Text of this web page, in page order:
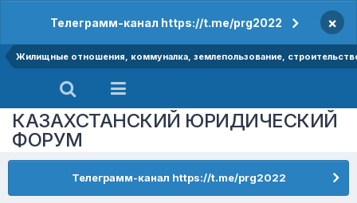
Телеграмм-канал https://t.me/prg2022 ×
Жилищные отношения, коммуналка, землепользование,
КАЗАХСТАНСКИЙ ЮРИДИЧЕСКИЙ
ФОРУМ
Телеграмм-канал https://t.me/prg2022